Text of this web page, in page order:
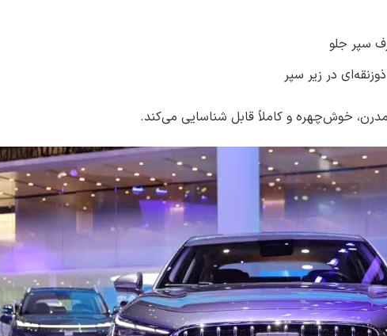
سپر جلو
در زیر سپر
مدرن، خوش‌چهره و کاملاً قابل شناسایی می‌کند.